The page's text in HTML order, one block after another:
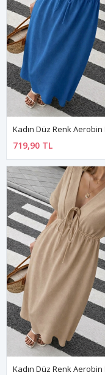
719,90 TL